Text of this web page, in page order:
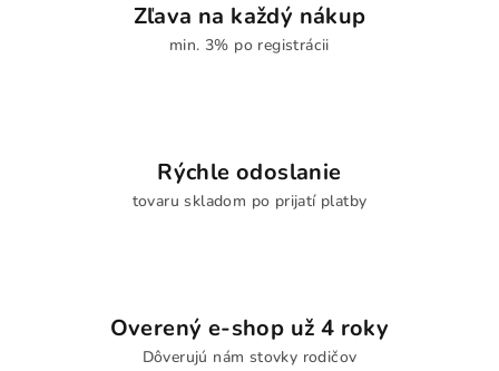
Zľava na každý nákup
min. 3% po registrácii
Rýchle odoslanie
tovaru skladom po prijatí platby
Overený e-shop už 4 roky
Dôverujú nám stovky rodičov